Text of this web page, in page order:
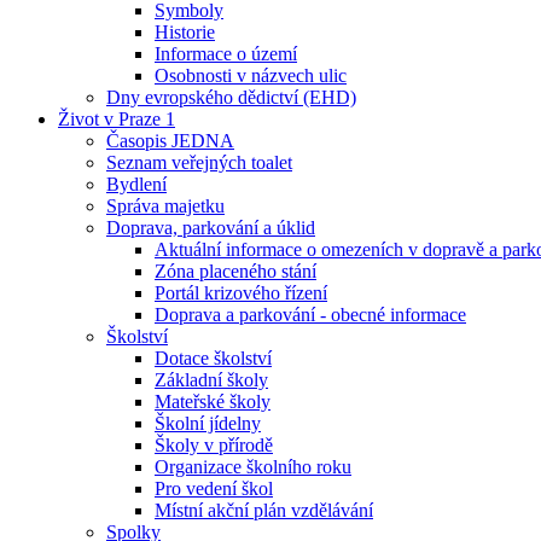
Symboly
Historie
Informace o území
Osobnosti v názvech ulic
Dny evropského dědictví (EHD)
Život v Praze 1
Časopis JEDNA
Seznam veřejných toalet
Bydlení
Správa majetku
Doprava, parkování a úklid
Aktuální informace o omezeních v dopravě a
Zóna placeného stání
Portál krizového řízení
Doprava a parkování - obecné informace
Školství
Dotace školství
Základní školy
Mateřské školy
Školní jídelny
Školy v přírodě
Organizace školního roku
Pro vedení škol
Místní akční plán vzdělávání
Spolky